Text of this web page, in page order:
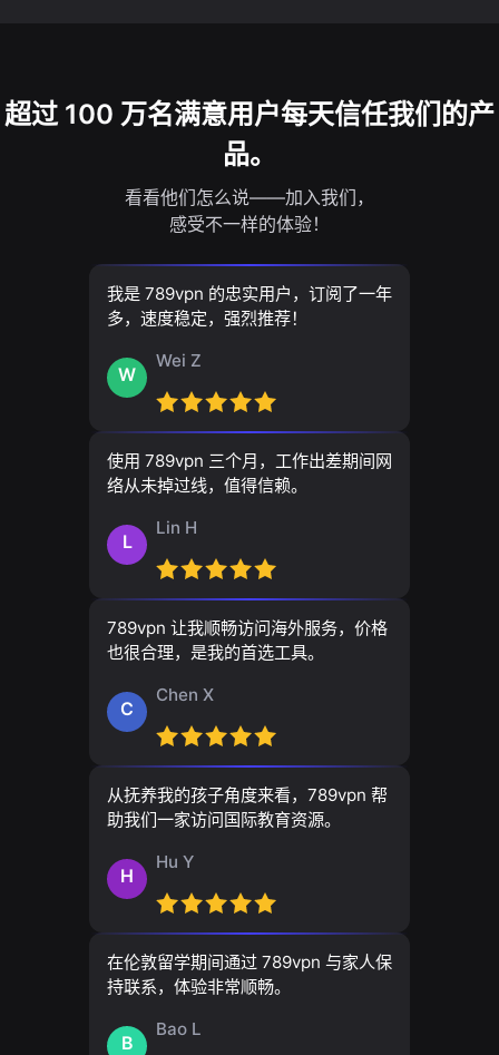
超过 100 万名满意用户每天信任我们的产
品。
看看他们怎么说——加入我们，
感受不一样的体验！
我是 789vpn 的忠实用户，订阅了一年
多，速度稳定，强烈推荐！
W
Wei Z
使用 789vpn 三个月，工作出差期间网
络从未掉过线，值得信赖。
L
Lin H
789vpn 让我顺畅访问海外服务，价格
也很合理，是我的首选工具。
C
Chen X
从抚养我的孩子角度来看，789vpn 帮
助我们一家访问国际教育资源。
H
Hu Y
在伦敦留学期间通过 789vpn 与家人保
持联系，体验非常顺畅。
B
Bao L